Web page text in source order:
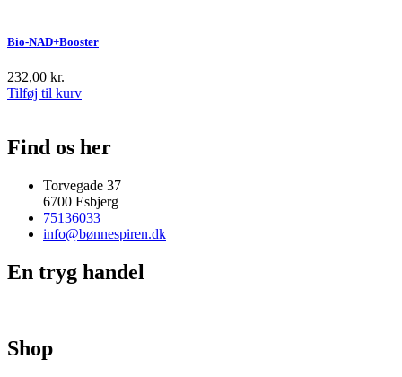
Bio-NAD+Booster
232,00 kr.
Tilføj til kurv
Find os her
Torvegade 37
6700 Esbjerg
75136033
info@bønnespiren.dk
En tryg handel
Shop